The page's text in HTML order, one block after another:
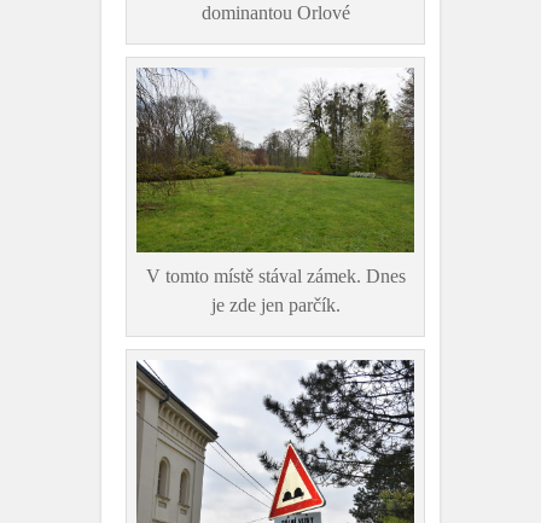
dominantou Orlové
V tomto místě stával zámek. Dnes
je zde jen parčík.